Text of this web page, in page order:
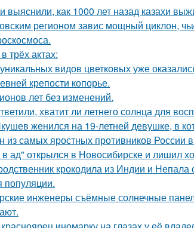
выяснили, как 1000 лет назад казахи
регионом завис мощный циклон,
трёх актах:
видов цветковых уже
крепости копорье.
лет без изменений.
хватит ли летнего солнца для
женился на 19-летней девушке, в
из самых яростных противников
ад" открылся в Новосибирске и лишил
крокодила из Индии и Непала
популяции.
инженеры съёмные солнечные